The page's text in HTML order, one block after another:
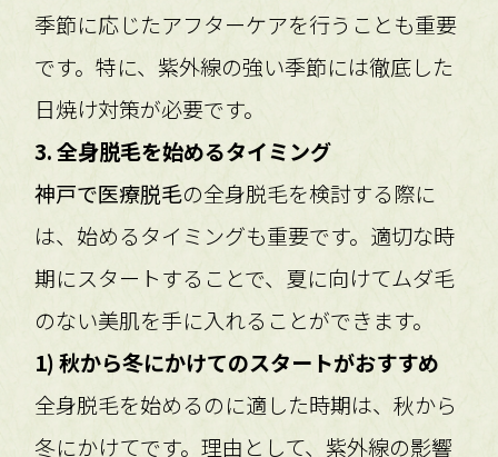
季節に応じたアフターケアを行うことも重要
です。特に、紫外線の強い季節には徹底した
日焼け対策が必要です。
3. 全身脱毛を始めるタイミング
神戸で医療脱毛の全身脱毛を検討する際に
は、始めるタイミングも重要です。適切な時
期にスタートすることで、夏に向けてムダ毛
のない美肌を手に入れることができます。
1) 秋から冬にかけてのスタートがおすすめ
全身脱毛を始めるのに適した時期は、秋から
冬にかけてです。理由として、紫外線の影響